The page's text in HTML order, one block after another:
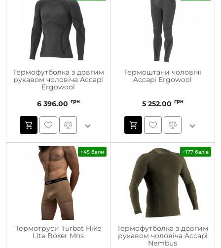
Термофутболка з довгим
рукавом чоловіча Accapi
Ergowool
6 396.00 грн
Термоштани чоловічі
Accapi Ergowool
5 252.00 грн
+45 бали
Термотруси Turbat Hike
Lite Boxer Mns
+177 балів
Термофутболка з довгим
рукавом чоловіча Accapi
Nembus